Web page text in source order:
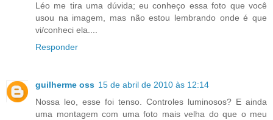
Léo me tira uma dúvida; eu conheço essa foto que você
usou na imagem, mas não estou lembrando onde é que
vi/conheci ela....
Responder
guilherme oss 15 de abril de 2010 às 12:14
Nossa leo, esse foi tenso. Controles luminosos? E ainda
uma montagem com uma foto mais velha do que o meu